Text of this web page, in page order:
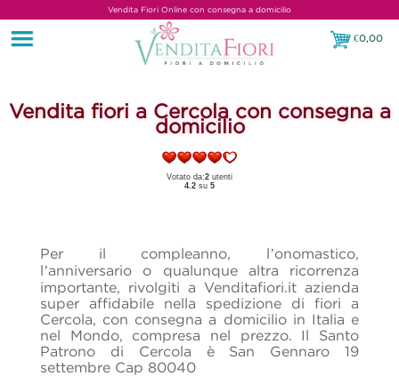
Vendita Fiori Online con consegna a domicilio
€0,00
€0,00
Vendita fiori a Cercola con consegna a
domicilio
Votato da:2 utenti
4.2 su 5
Per il compleanno, l’onomastico,
l’anniversario o qualunque altra ricorrenza
importante, rivolgiti a Venditafiori.it azienda
super affidabile nella spedizione di fiori a
Cercola, con consegna a domicilio in Italia e
nel Mondo, compresa nel prezzo. Il Santo
Patrono di Cercola è San Gennaro 19
settembre Cap 80040